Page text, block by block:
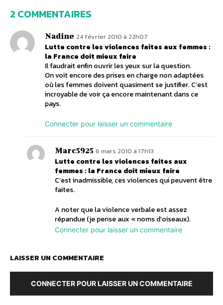
2 COMMENTAIRES
Nadine 24 février 2010 à 22h07
Lutte contre les violences faites aux femmes :
la France doit mieux faire
Il faudrait enfin ouvrir les yeux sur la question.
On voit encore des prises en charge non adaptées
où les femmes doivent quasiment se justifier. C’est
incroyable de voir ça encore maintenant dans ce
pays.
Connecter pour laisser un commentaire
Marc5925 6 mars 2010 à 17h13
Lutte contre les violences faites aux
femmes : la France doit mieux faire
C’est inadmissible, ces violences qui peuvent être
faites.
A noter que la violence verbale est assez
répandue (je pense aux « noms d’oiseaux).
Connecter pour laisser un commentaire
LAISSER UN COMMENTAIRE
CONNECTER POUR LAISSER UN COMMENTAIRE